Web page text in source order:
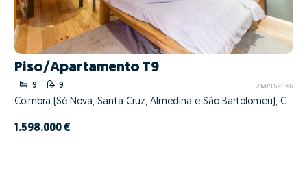
Piso/Apartamento T9
9 9 ZMPT591146
Coimbra (Sé Nova, Santa Cruz, Almedina e São Bartolomeu), Coimbra, Coimbra
1.598.000 €